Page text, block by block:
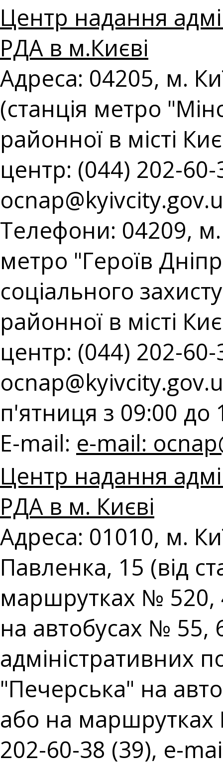
Центр надання
РДА в м.Києві
Адреса: 04205, м.
(станція метро
районної в місті
центр: (044) 202-
Телефони: 04209, м.
метро "Героїв
соціального
районної в місті
центр: (044) 202-
п'ятниця з 09:00 до
E-mail: e-mail:
Центр надання
РДА в м. Києві
Адреса: 01010, м.
Павленка, 15 (від
маршрутках № 520,
на автобусах № 55,
адміністративних
"Печерська" на
або на маршрутках
202-60-38 (39), e-